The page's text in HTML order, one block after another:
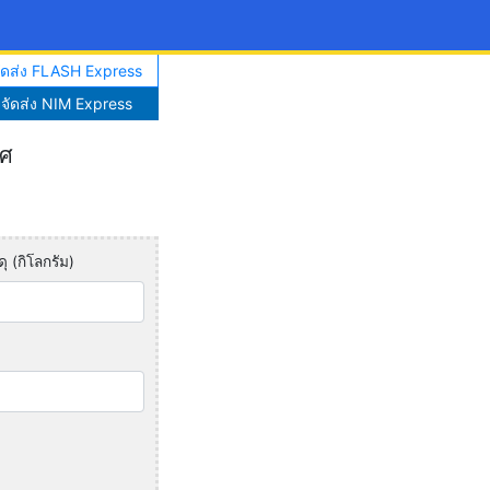
ส่ง FLASH Express
ดส่ง NIM Express
(กิโลกรัม)